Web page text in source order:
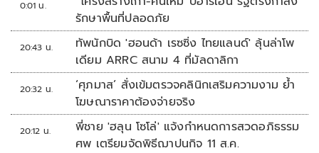
0:01 น.
รักษาพื้นที่ปลอดภัย
20:43 น.
ทัพนักบิด 'ฮอนด้า เรซซิ่ง ไทยแลนด์' ลุ้นล่าโพ
เดียม ARRC สนาม 4 ที่มัลดาลิกา
20:32 น.
‘ศุภมาส’ สั่งเข้มตรวจคลินิกเสริมความงาม ย้ำ
โฆษณาราคาต้องจ่ายจริง
20:12 น.
พี่ชาย 'ฮลุน โซโล่' แจ้งกำหนดการสวดอภิธรรม
ศพ เตรียมจัดพิธีฌาปนกิจ 11 ส.ค.